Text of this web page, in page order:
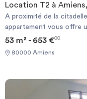
Location T2 à
A proximité de la
appartement vous offre
aménagée, une chambre
dispose d'un parking. Le
candidater en ligne sur
Géorisque : https://
53 m² - 653 €CC
80000 Amiens